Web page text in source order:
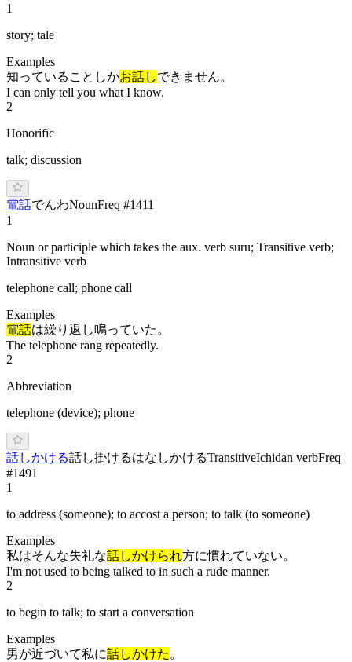
1
story; tale
Examples
知っていることしかお話しできません。
I can only tell you what I know.
2
Honorific
talk; discussion
電話でんわNounFreq #1411
1
Noun or participle which takes the aux. verb suru; Transitive verb;
Intransitive verb
telephone call; phone call
Examples
電話は繰り返し鳴っていた。
The telephone rang repeatedly.
2
Abbreviation
telephone (device); phone
話しかける話し掛けるはなしかけるTransitiveIchidan verbFreq
#1491
1
to address (someone); to accost a person; to talk (to someone)
Examples
私はそんな失礼な話しかけられ方に慣れていない。
I'm not used to being talked to in such a rude manner.
2
to begin to talk; to start a conversation
Examples
男が近づいて私に話しかけた 。